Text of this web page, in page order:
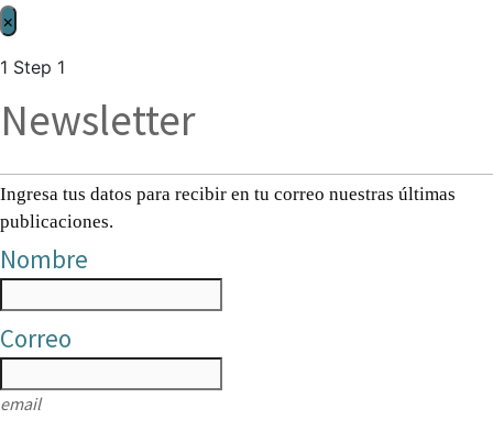
×
1 Step 1
Newsletter
Ingresa tus datos para recibir en tu correo nuestras últimas
publicaciones.
Nombre
Correo
email